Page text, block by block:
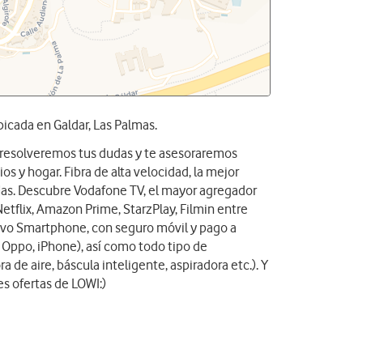
en Galdar, Las Palmas.
tus dudas y te asesoraremos
y hogar. Fibra de alta velocidad, la mejor
Descubre Vodafone TV, el mayor agregador
Amazon Prime, StarzPlay, Filmin entre
Smartphone, con seguro móvil y pago a
iPhone), así como todo tipo de
de aire, báscula inteligente, aspiradora etc.). Y
ofertas de LOWI:)